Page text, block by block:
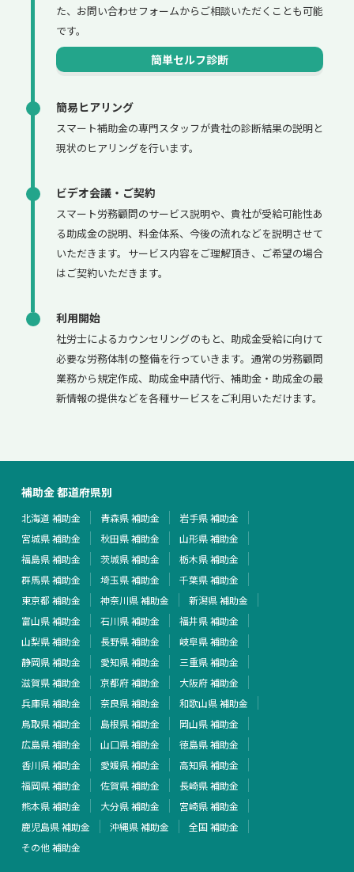
た、お問い合わせフォームからご相談いただくことも可能
です。
簡単セルフ診断
簡易ヒアリング
スマート補助金の専門スタッフが貴社の診断結果の説明と
現状のヒアリングを行います。
ビデオ会議・ご契約
スマート労務顧問のサービス説明や、貴社が受給可能性あ
る助成金の説明、料金体系、今後の流れなどを説明させて
いただきます。サービス内容をご理解頂き、ご希望の場合
はご契約いただきます。
利用開始
社労士によるカウンセリングのもと、助成金受給に向けて
必要な労務体制の整備を行っていきます。通常の労務顧問
業務から規定作成、助成金申請代行、補助金・助成金の最
新情報の提供などを各種サービスをご利用いただけます。
補助金 都道府県別
北海道 補助金 青森県 補助金
岩手県 補助金
宮城県 補助金
秋田県 補助金
山形県 補助金
福島県 補助金
茨城県 補助金
栃木県 補助金
群馬県 補助金
埼玉県 補助金
千葉県 補助金
東京都 補助金
神奈川県 補助金
新潟県 補助金
富山県 補助金
石川県 補助金
福井県 補助金
山梨県 補助金
長野県 補助金
岐阜県 補助金
静岡県 補助金
愛知県 補助金
三重県 補助金
滋賀県 補助金
京都府 補助金
大阪府 補助金
兵庫県 補助金
奈良県 補助金
和歌山県 補助金
鳥取県 補助金
島根県 補助金
岡山県 補助金
広島県 補助金
山口県 補助金
徳島県 補助金
香川県 補助金
愛媛県 補助金
高知県 補助金
福岡県 補助金
佐賀県 補助金
長崎県 補助金
熊本県 補助金
大分県 補助金
宮崎県 補助金
鹿児島県 補助金
沖縄県 補助金
全国 補助金
その他 補助金